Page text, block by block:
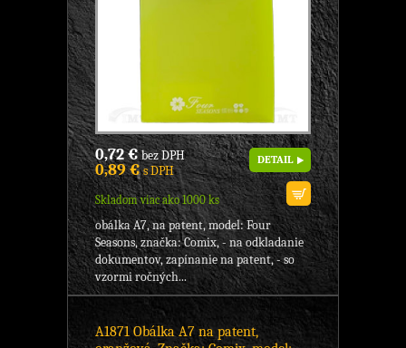
0,72 €bez DPH
0,89 €s DPH
Skladom viac ako 1000 ks
DETAIL
obálka A7, na patent, model: Four
Seasons, značka: Comix, - na odkladanie
dokumentov, zapínanie na patent, - so
vzormi ročných...
A1871 Obálka A7 na patent,